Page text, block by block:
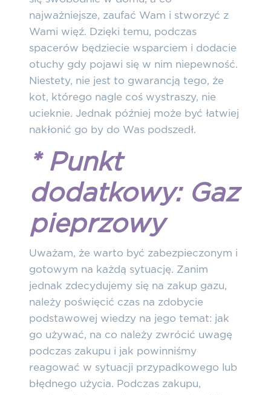
najważniejsze, zaufać Wam i stworzyć z
Wami więź. Dzięki temu, podczas
spacerów będziecie wsparciem i dodacie
otuchy gdy pojawi się w nim niepewność.
Niestety, nie jest to gwarancją tego, że
kot, którego nagle coś wystraszy, nie
ucieknie. Jednak później może być łatwiej
nakłonić go by do Was podszedł.
* Punkt
dodatkowy: Gaz
pieprzowy
Uważam, że warto być zabezpieczonym i
gotowym na każdą sytuację. Zanim
jednak zdecydujemy się na zakup gazu,
należy poświęcić czas na zdobycie
podstawowej wiedzy na jego temat: jak
go używać, na co należy zwrócić uwagę
podczas zakupu i jak powinniśmy
reagować w sytuacji przypadkowego lub
błędnego użycia. Podczas zakupu,